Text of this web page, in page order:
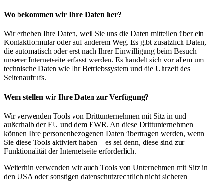
Wo bekommen wir Ihre Daten her?
Wir erheben Ihre Daten, weil Sie uns die Daten mitteilen über ein
Kontaktformular oder auf anderem Weg. Es gibt zusätzlich Daten,
die automatisch oder erst nach Ihrer Einwilligung beim Besuch
unserer Internetseite erfasst werden. Es handelt sich vor allem um
technische Daten wie Ihr Betriebssystem und die Uhrzeit des
Seitenaufrufs.
Wem stellen wir Ihre Daten zur Verfügung?
Wir verwenden Tools von Drittunternehmen mit Sitz in und
außerhalb der EU und dem EWR. An diese Drittunternehmen
können Ihre personenbezogenen Daten übertragen werden, wenn
Sie diese Tools aktiviert haben – es sei denn, diese sind zur
Funktionalität der Internetseite erforderlich.
Weiterhin verwenden wir auch Tools von Unternehmen mit Sitz in
den USA oder sonstigen datenschutzrechtlich nicht sicheren